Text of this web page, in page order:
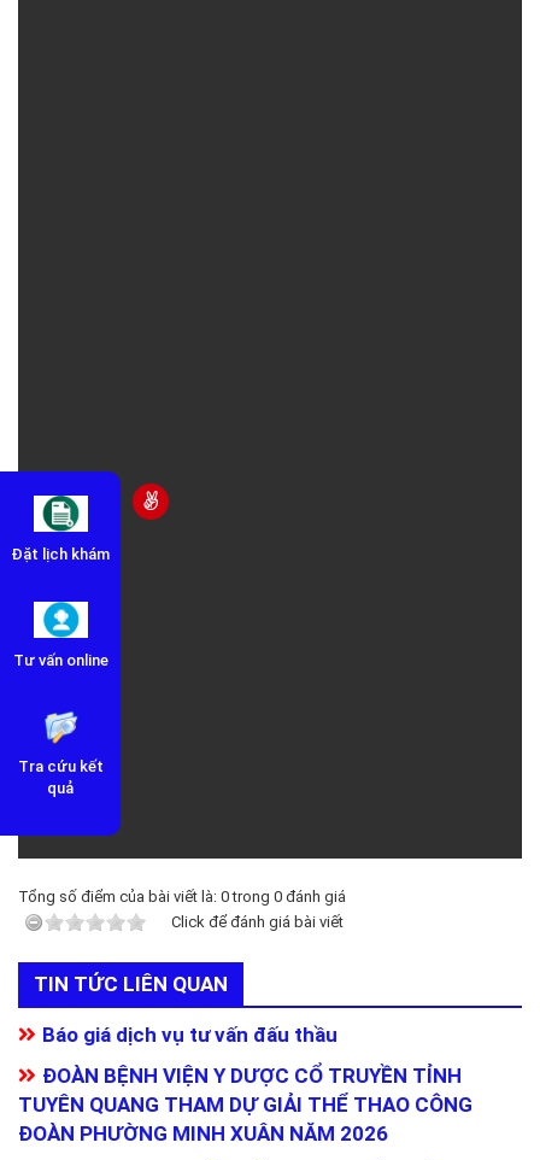
Tổng số điểm của bài viết là: 0trong 0 đánh giá
Click để đánh giá bài viết
TIN TỨC LIÊN QUAN
Báo giá dịch vụ tư vấn đấu thầu
ĐOÀN BỆNH VIỆN Y DƯỢC CỔ TRUYỀN TỈNH
TUYÊN QUANG THAM DỰ GIẢI THỂ THAO CÔNG
ĐOÀN PHƯỜNG MINH XUÂN NĂM 2026
Đặt lịch khám
Tư vấn online
Tra cứu kết
quả